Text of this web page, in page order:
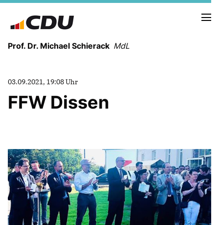
Prof. Dr. Michael Schierack MdL
BERUFUNG UND MENSCH
POLITIK
SICHERHEIT UND ZUSAMMENHALT
MITTELSTAND UND INDUSTRIE
03.09.2021, 19:08 Uhr
FFW Dissen